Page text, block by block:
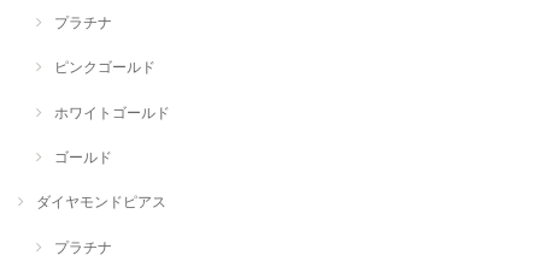
プラチナ
ピンクゴールド
ホワイトゴールド
ゴールド
ダイヤモンドピアス
プラチナ